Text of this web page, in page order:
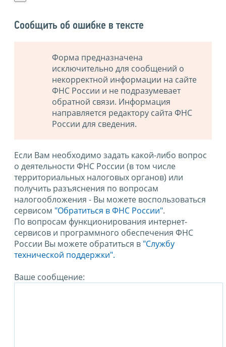
Сообщить об ошибке в тексте
Форма предназначена
исключительно для сообщений о
некорректной информации на сайте
ФНС России и не подразумевает
обратной связи. Информация
направляется редактору сайта ФНС
России для сведения.
Если Вам необходимо задать какой-либо вопрос
о деятельности ФНС России (в том числе
территориальных налоговых органов) или
получить разъяснения по вопросам
налогообложения - Вы можете воспользоваться
сервисом "Обратиться в ФНС России".
По вопросам функционирования интернет-
сервисов и программного обеспечения ФНС
России Вы можете обратиться в "Службу
технической поддержки".
Ваше сообщение: